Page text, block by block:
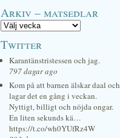
Arkiv – matsedlar
Twitter
Karantänstristessen och jag.
797 dagar ago
Kom på att barnen älskar daal och
lagar det en gång i veckan.
Nyttigt, billigt och nöjda ongar.
En liten sekunds kä…
https://t.co/wh0YUfRz4W